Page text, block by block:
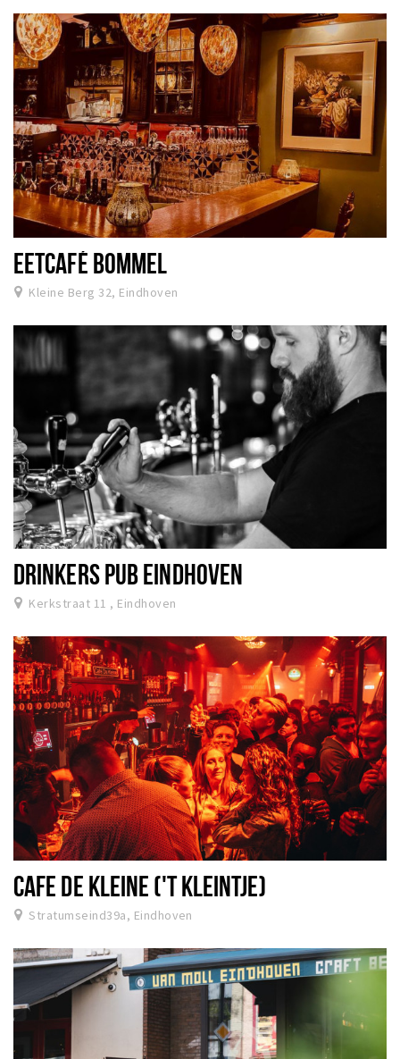
EETCAFÉ BOMMEL
Kleine Berg 32, Eindhoven
DRINKERS PUB EINDHOVEN
Kerkstraat 11 , Eindhoven
CAFE DE KLEINE ('T KLEINTJE)
Stratumseind39a, Eindhoven